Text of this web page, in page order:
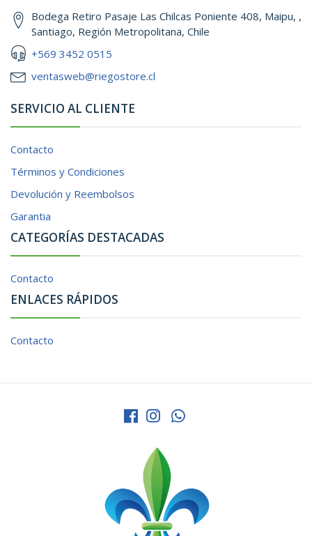
Bodega Retiro Pasaje Las Chilcas Poniente 408, Maipu, ,
Santiago, Región Metropolitana, Chile
+569 3452 0515
ventasweb@riegostore.cl
SERVICIO AL CLIENTE
Contacto
Términos y Condiciones
Devolución y Reembolsos
Garantia
CATEGORÍAS DESTACADAS
Contacto
ENLACES RÁPIDOS
Contacto